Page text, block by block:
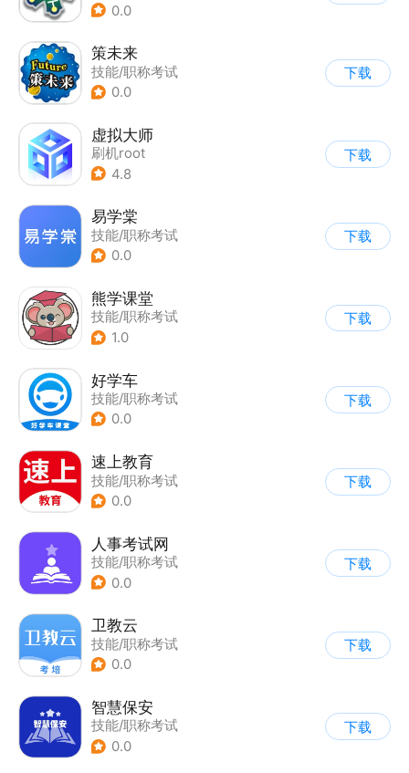
0.0
策未来
技能/职称考试
0.0
下载
虚拟大师
刷机root
4.8
下载
易学棠
技能/职称考试
0.0
下载
熊学课堂
技能/职称考试
1.0
下载
好学车
技能/职称考试
0.0
下载
速上教育
技能/职称考试
0.0
下载
人事考试网
技能/职称考试
0.0
下载
卫教云
技能/职称考试
0.0
下载
智慧保安
技能/职称考试
0.0
下载